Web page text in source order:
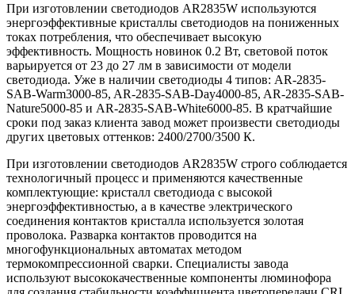
При изготовлении светодиодов AR2835W используются
энергоэффективные кристаллы светодиодов на пониженных
токах потребления, что обеспечивает высокую
эффективность. Мощность новинок 0.2 Вт, световой поток
варьируется от 23 до 27 лм в зависимости от модели
светодиода. Уже в наличии светодиоды 4 типов: AR-2835-
SAB-Warm3000-85, AR-2835-SAB-Day4000-85, AR-2835-SAB-
Nature5000-85 и AR-2835-SAB-White6000-85. В кратчайшие
сроки под заказ клиента завод может произвести светодиоды
других цветовых оттенков: 2400/2700/3500 К.
При изготовлении светодиодов AR2835W строго соблюдается
технологичный процесс и применяются качественные
комплектующие: кристалл светодиода с высокой
энергоэффективностью, а в качестве электрического
соединения контактов кристалла используется золотая
проволока. Разварка контактов проводится на
многофункциональных автоматах методом
термокомпрессионной сварки. Специалисты завода
используют высококачественные компоненты люминофора